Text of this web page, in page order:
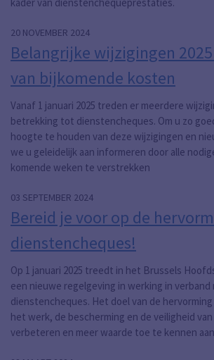
20 NOVEMBER 2024
Belangrijke wijzigingen
van bijkomende kosten
Vanaf 1 januari 2025 treden er meerdere
betrekking tot dienstencheques. Om u zo
hoogte te houden van deze wijzigingen en
we u geleidelijk aan informeren door alle
komende weken te verstrekken
03 SEPTEMBER 2024
Bereid je voor op de
dienstencheques!
Op 1 januari 2025 treedt in het Brussels
een nieuwe regelgeving in werking in verband
dienstencheques. Het doel van de
het werk, de bescherming en de veiligheid
verbeteren en meer waarde toe te kennen